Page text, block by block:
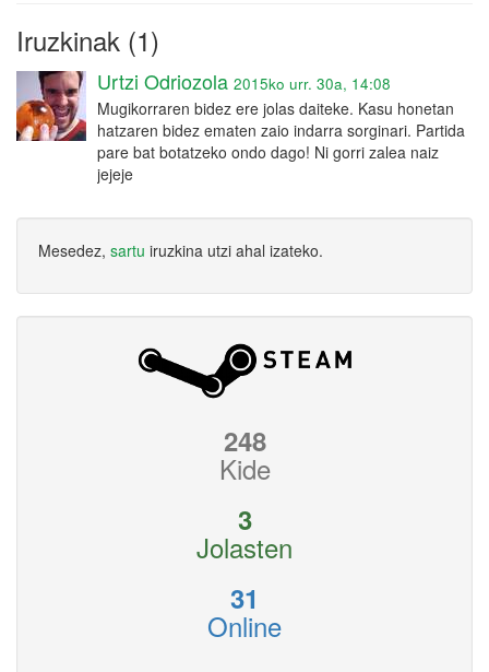
Iruzkinak (1)
Urtzi Odriozola 2015ko urr. 30a, 14:08
Mugikorraren bidez ere jolas daiteke. Kasu honetan
hatzaren bidez ematen zaio indarra sorginari. Partida
pare bat botatzeko ondo dago! Ni gorri zalea naiz
jejeje
Mesedez, sartu iruzkina utzi ahal izateko.
248
Kide
3
Jolasten
31
Online